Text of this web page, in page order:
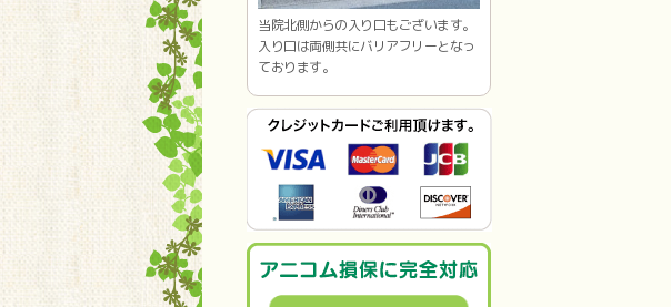
当院北側からの入り口もございます。
入り口は両側共にバリアフリーとなっ
ております。